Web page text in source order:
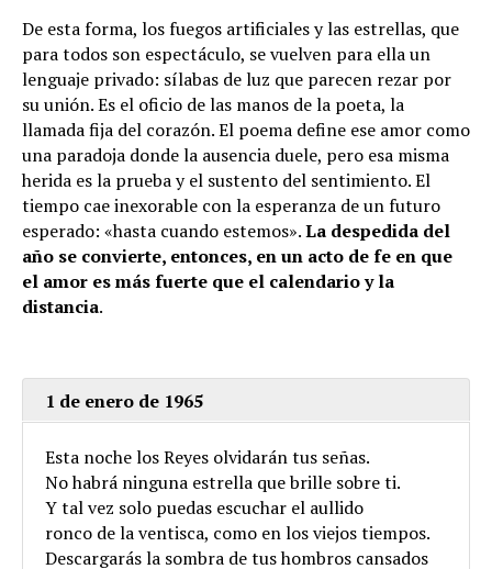
De esta forma, los fuegos artificiales y las estrellas, que
para todos son espectáculo, se vuelven para ella un
lenguaje privado: sílabas de luz que parecen rezar por
su unión. Es el oficio de las manos de la poeta, la
llamada fija del corazón. El poema define ese amor como
una paradoja donde la ausencia duele, pero esa misma
herida es la prueba y el sustento del sentimiento. El
tiempo cae inexorable con la esperanza de un futuro
esperado: «hasta cuando estemos».La despedida del
año se convierte, entonces, en un acto de fe en que
el amor es más fuerte que el calendario y la
distancia.
1 de enero de 1965
Esta noche los Reyes olvidarán tus señas.
No habrá ninguna estrella que brille sobre ti.
Y tal vez solo puedas escuchar el aullido
ronco de la ventisca, como en los viejos tiempos.
Descargarás la sombra de tus hombros cansados